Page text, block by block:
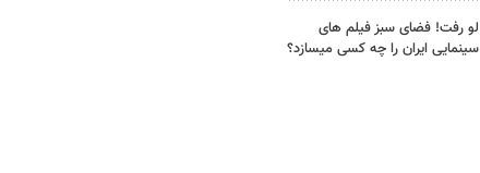
لو رفت! فضای سبز فیلم های
سینمایی ایران را چه کسی میسازد؟